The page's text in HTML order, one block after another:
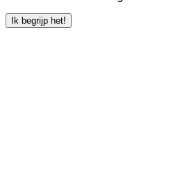
Ik begrijp het!